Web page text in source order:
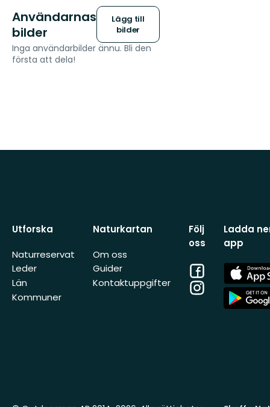
Användarnas
bilder
Lägg till
bilder
Inga användarbilder ännu. Bli den
första att dela!
Utforska
Naturreservat
Leder
Län
Kommuner
Naturkartan
Om oss
Guider
Kontaktuppgifter
Följ
oss
Facebook
Instagram
Ladda
app
App
Store
App
Store